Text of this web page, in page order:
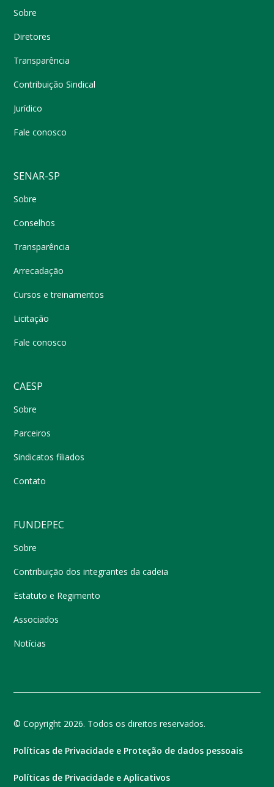
Sobre
Diretores
Transparência
Contribuição Sindical
Jurídico
Fale conosco
SENAR-SP
Sobre
Conselhos
Transparência
Arrecadação
Cursos e treinamentos
Licitação
Fale conosco
CAESP
Sobre
Parceiros
Sindicatos filiados
Contato
FUNDEPEC
Sobre
Contribuição dos integrantes da cadeia
Estatuto e Regimento
Associados
Notícias
© Copyright 2026. Todos os direitos reservados.
Políticas de Privacidade e Proteção de dados pessoais
Políticas de Privacidade e Aplicativos